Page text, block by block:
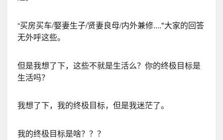
“买房买车/娶妻生子/贤妻良母/内外兼修...."大家的回答
无外呼这些。
但是我想了下，这些不就是生活么？你的终极目标是
生活吗？
我想了下，我的终极目标，但是我迷茫了。
我的终极目标是啥？？？